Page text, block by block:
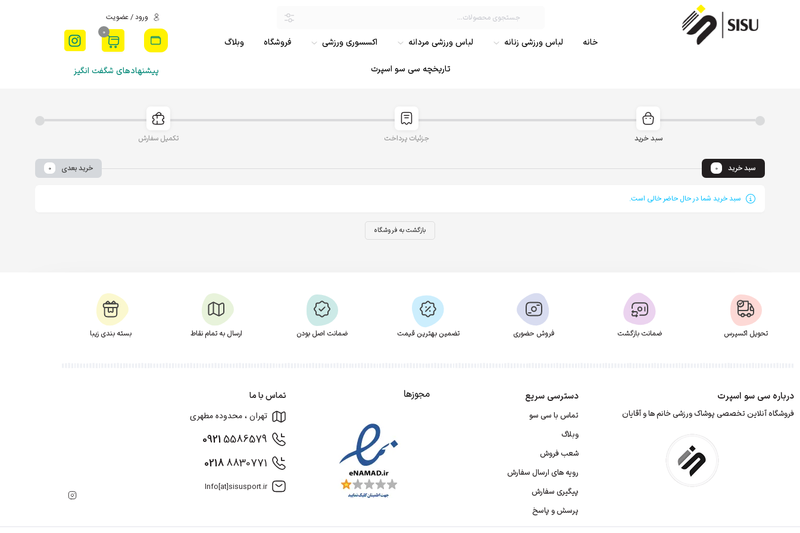
خانه لباس ورزشی زنانه لباس ورزشی مردانه اکسسوری ورزشی فروشگاه وبلاگ
تاریخچه سی سو اسپرت
ورود / عضویت
0
پیشنهادهای شگفت انگیز
سبد خرید جزئیات پرداخت تکمیل سفارش
سبد خرید 0 خرید بعدی 0
سبد خرید شما در حال حاضر خالی است.
بازگشت به فروشگاه
تحویل اکسپرس ضمانت بازگشت فروش حضوری تضمین بهترین قیمت ضمانت اصل بودن ارسال به تمام نقاط بسته بندی زیبا
درباره سی سو اسپرت
فروشگاه آنلاین تخصصی پوشاک ورزشی خانم ها و آقایان
دسترسی سریع
تماس با سی سو
وبلاگ
شعب فروش
رویه های ارسال سفارش
پیگیری سفارش
پرسش و پاسخ
مجوزها تماس با ما
تهران ، محدوده مطهری
09215586579
02188830771
Info[at]sisusport.ir